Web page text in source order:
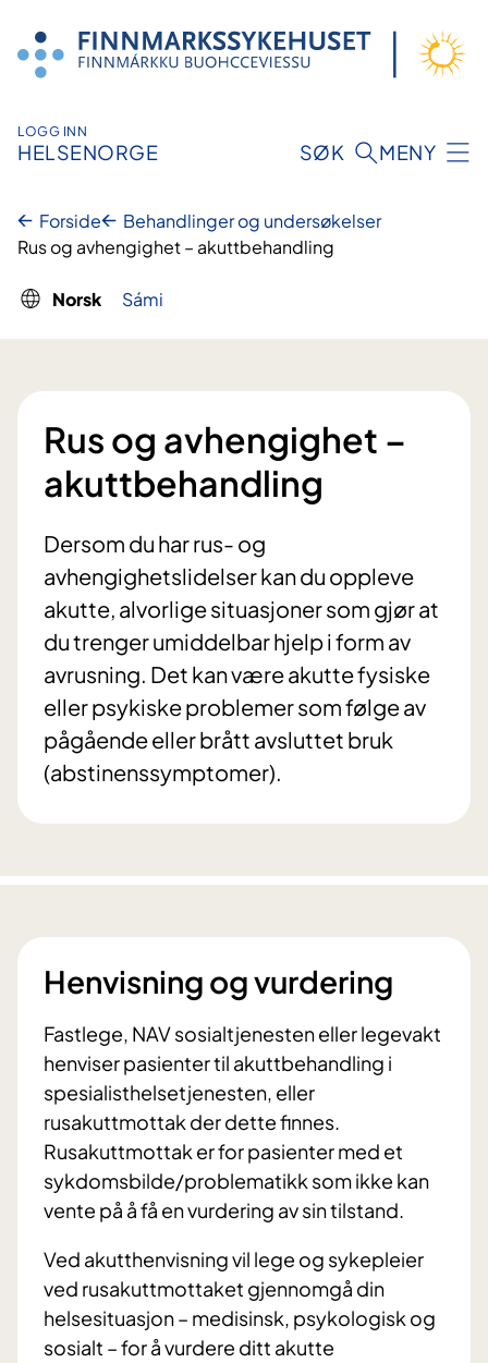
innhold
LOGG INN
HELSENORGE SØK MENY
Forside
Behandlinger og undersøkelser
Rus og avhengighet – akuttbehandling
Norsk Sámi
Rus og avhengighet –
akuttbehandling
Dersom du har rus- og
avhengighetslidelser kan du oppleve
akutte, alvorlige situasjoner som gjør at
du trenger umiddelbar hjelp i form av
avrusning. Det kan være akutte fysiske
eller psykiske problemer som følge av
pågående eller brått avsluttet bruk
(abstinenssymptomer).
Henvisning og vurdering
Fastlege, NAV sosialtjenesten eller legevakt
henviser pasienter til akuttbehandling i
spesialisthelsetjenesten, eller
rusakuttmottak der dette finnes.
Rusakuttmottak er for pasienter med et
sykdomsbilde/problematikk som ikke kan
vente på å få en vurdering av sin tilstand.
Ved akutthenvisning vil lege og sykepleier
ved rusakuttmottaket gjennomgå din
helsesituasjon – medisinsk, psykologisk og
sosialt – for å vurdere ditt akutte